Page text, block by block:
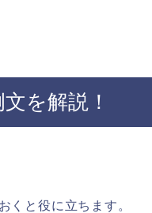
を解説！
くと役に立ちます。